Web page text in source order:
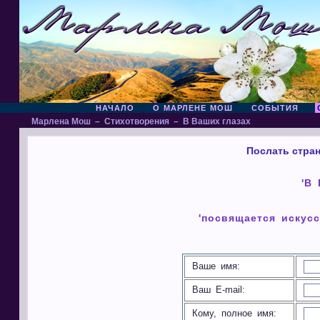
НАЧАЛО О МАРЛЕНЕ МОШ СОБЫТИЯ
Марлена Мош – Стихотворения – В Ваших глазах
Послать
'В
'посвящается
Ваше имя:
Ваш E-mail:
Кому, полное имя: